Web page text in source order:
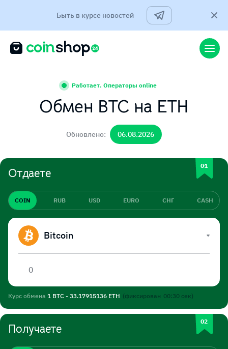
Быть в курсе новостей
Работает. Операторы online
Обмен BTC на ETH
Обновлено: 06.08.2026
Отдаете
COIN RUB USD EURO СНГ CASH
Bitcoin
Курс обмена 1 BTC - 33.17915136 ETH (фиксирован 00:30сек)
Получаете